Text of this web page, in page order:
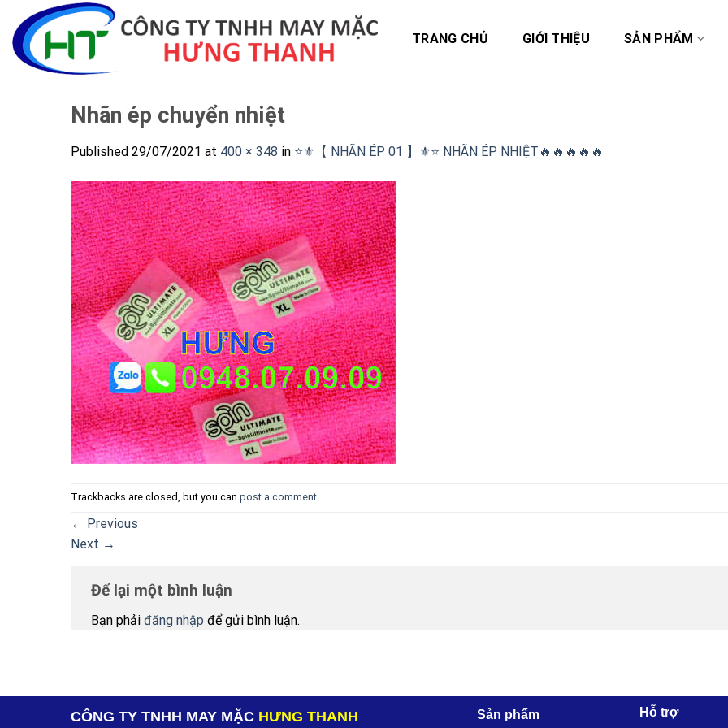
content
TRANG CHỦ GIỚI THIỆU SẢN PHẨM
Nhãn ép chuyển nhiệt
Published 29/07/2021 at 400 × 348 in ⭐️⚜️【 NHÃN ÉP 01 】⚜️⭐️ NHÃN ÉP NHIỆT🔥🔥🔥🔥🔥
Trackbacks are closed, but you can post a comment
← Previous
Next →
Để lại một bình luận
Bạn phải đăng nhập để gửi bình luận.
CÔNG TY TNHH MAY MẶC HƯNG THANH Sản phẩm Hỗ trợ